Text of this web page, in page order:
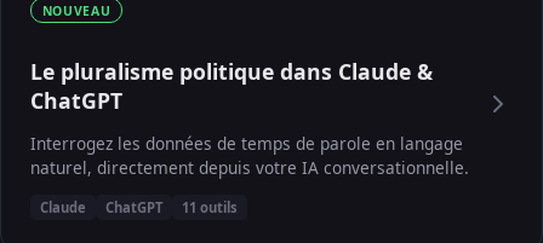
NOUVEAU
Le pluralisme politique dans Claude &
ChatGPT
Interrogez les données de temps de parole en langage
naturel, directement depuis votre IA conversationnelle.
Claude ChatGPT 11 outils